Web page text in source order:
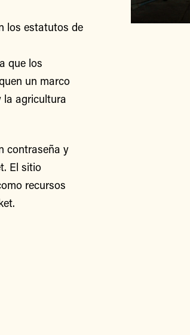
los estatutos de
que los
un marco
la agricultura
contraseña y
El sitio
recursos